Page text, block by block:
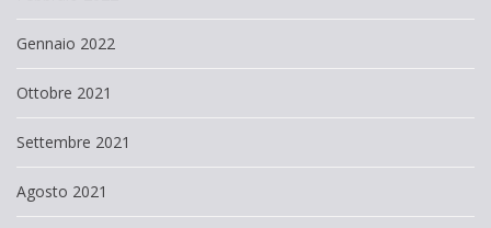
Gennaio 2022
Ottobre 2021
Settembre 2021
Agosto 2021